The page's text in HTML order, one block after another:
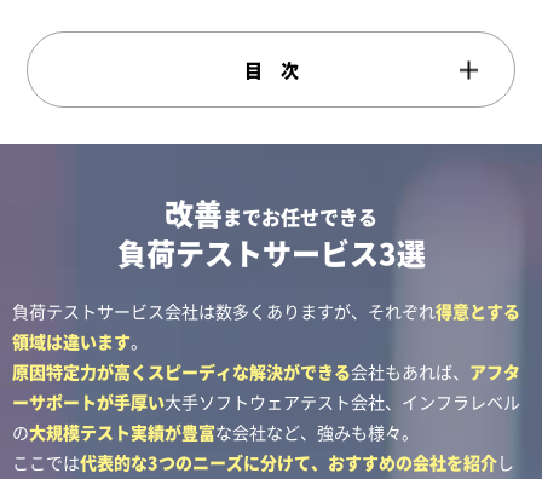
改善までお任せできる
負荷テストサービス3選
負荷テストサービス会社は数多くありますが、それぞれ得意とする
領域は違います。
原因特定力が高くスピーディな解決ができる会社もあれば、 アフタ
ーサポートが手厚い大手ソフトウェアテスト会社、インフラレベル
の大規模テスト実績が豊富な会社など、強みも様々。
ここでは代表的な3つのニーズに分けて、おすすめの会社を紹介し